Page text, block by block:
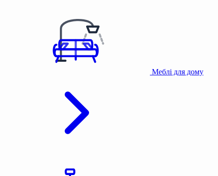
Меблі для дому